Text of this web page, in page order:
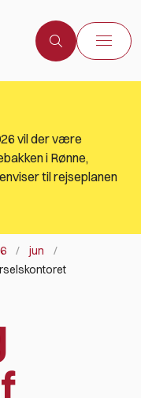
vil der være
i Rønne,
til rejseplanen
jun